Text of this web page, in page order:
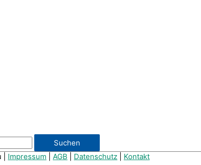
Impressum AGB Datenschutz Kontakt